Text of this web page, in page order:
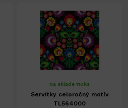
Na sklade 110ks
Servítky celoročný motív
TL564000